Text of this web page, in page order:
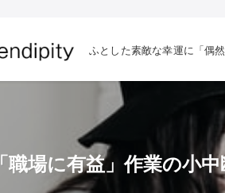
ふとした素敵な幸運に「偶
「職場に有益」作業の小